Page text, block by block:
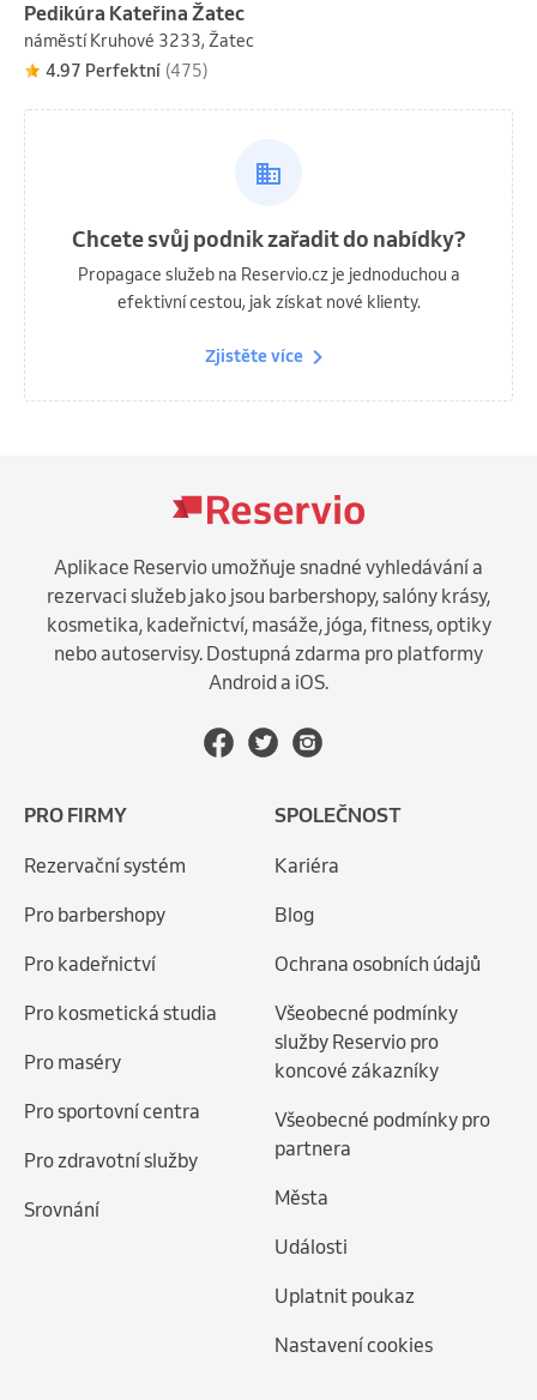
Pedikúra Kateřina Žatec
náměstí Kruhové 3233, Žatec
4.97 Perfektní (475)
Chcete svůj podnik zařadit do nabídky?
Propagace služeb na Reservio.cz je jednoduchou a
efektivní cestou, jak získat nové klienty.
Zjistěte více
Aplikace Reservio umožňuje snadné vyhledávání a
rezervaci služeb jako jsou barbershopy, salóny krásy,
kosmetika, kadeřnictví, masáže, jóga, fitness, optiky
nebo autoservisy. Dostupná zdarma pro platformy
Android a iOS.
PRO FIRMY
Rezervační systém
Pro barbershopy
Pro kadeřnictví
Pro kosmetická studia
Pro maséry
Pro sportovní centra
Pro zdravotní služby
Srovnání
SPOLEČNOST
Kariéra
Blog
Ochrana osobních údajů
Všeobecné podmínky
služby Reservio pro
koncové zákazníky
Všeobecné podmínky pro
partnera
Města
Události
Uplatnit poukaz
Nastavení cookies